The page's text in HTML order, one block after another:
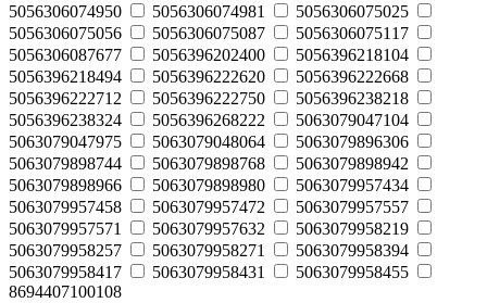
5056306074950
5056306074981
5056306075025
5056306075056
5056306075087
5056306075117
5056306087677
5056396202400
5056396218104
5056396218494
5056396222620
5056396222668
5056396222712
5056396222750
5056396238218
5056396238324
5056396268222
5063079047104
5063079047975
5063079048064
5063079896306
5063079898744
5063079898768
5063079898942
5063079898966
5063079898980
5063079957434
5063079957458
5063079957472
5063079957557
5063079957571
5063079957632
5063079958219
5063079958257
5063079958271
5063079958394
5063079958417
5063079958431
5063079958455
8694407100108